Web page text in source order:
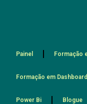
Painel Formação
Formação em
Power Bi Blogue